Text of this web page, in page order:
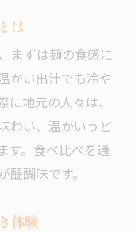
は
まずは麺の食感に
かい出汁でも冷や
地元の人々は、
わい、温かいうど
す。食べ比べを通
醐味です。
体験